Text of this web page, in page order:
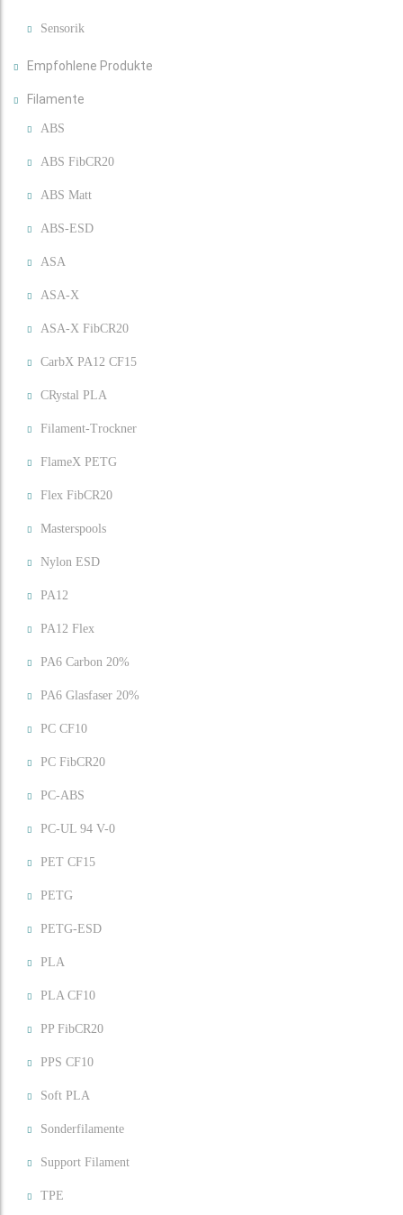
Sensorik
Empfohlene Produkte
Filamente
ABS
ABS FibCR20
ABS Matt
ABS-ESD
ASA
ASA-X
ASA-X FibCR20
CarbX PA12 CF15
CRystal PLA
Filament-Trockner
FlameX PETG
Flex FibCR20
Masterspools
Nylon ESD
PA12
PA12 Flex
PA6 Carbon 20%
PA6 Glasfaser 20%
PC CF10
PC FibCR20
PC-ABS
PC-UL 94 V-0
PET CF15
PETG
PETG-ESD
PLA
PLA CF10
PP FibCR20
PPS CF10
Soft PLA
Sonderfilamente
Support Filament
TPE